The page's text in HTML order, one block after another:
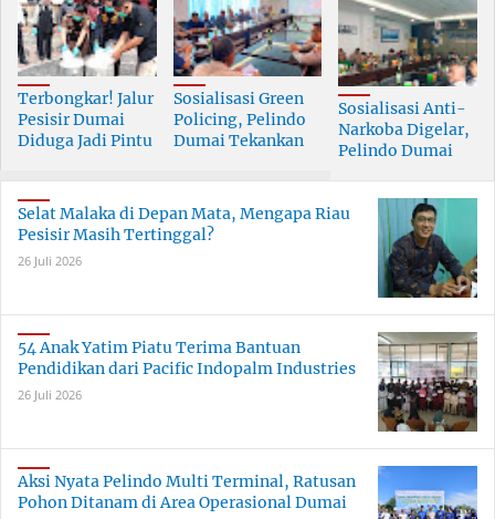
Terbongkar! Jalur
Pesisir Dumai
Diduga Jadi Pintu
Skala Besar
Sosialisasi Green
Policing, Pelindo
Dumai Tekankan
Bersama
Sosialisasi Anti-
Narkoba Digelar,
Pelindo Dumai
Selat Malaka di Depan Mata, Mengapa Riau
Pesisir Masih Tertinggal?
26 Juli 2026
54 Anak Yatim Piatu Terima Bantuan
Pendidikan dari Pacific Indopalm Industries
26 Juli 2026
Aksi Nyata Pelindo Multi Terminal, Ratusan
Pohon Ditanam di Area Operasional Dumai